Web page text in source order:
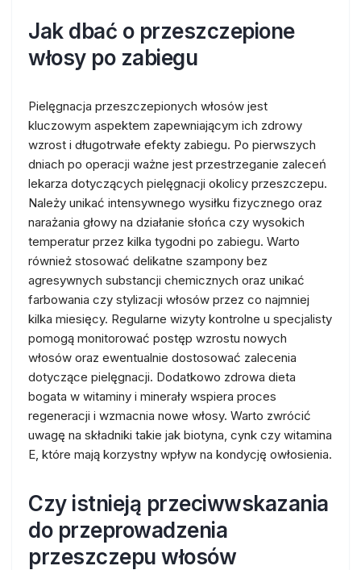
Jak dbać o przeszczepione
włosy po zabiegu
Pielęgnacja przeszczepionych włosów jest
kluczowym aspektem zapewniającym ich zdrowy
wzrost i długotrwałe efekty zabiegu. Po pierwszych
dniach po operacji ważne jest przestrzeganie zaleceń
lekarza dotyczących pielęgnacji okolicy przeszczepu.
Należy unikać intensywnego wysiłku fizycznego oraz
narażania głowy na działanie słońca czy wysokich
temperatur przez kilka tygodni po zabiegu. Warto
również stosować delikatne szampony bez
agresywnych substancji chemicznych oraz unikać
farbowania czy stylizacji włosów przez co najmniej
kilka miesięcy. Regularne wizyty kontrolne u specjalisty
pomogą monitorować postęp wzrostu nowych
włosów oraz ewentualnie dostosować zalecenia
dotyczące pielęgnacji. Dodatkowo zdrowa dieta
bogata w witaminy i minerały wspiera proces
regeneracji i wzmacnia nowe włosy. Warto zwrócić
uwagę na składniki takie jak biotyna, cynk czy witamina
E, które mają korzystny wpływ na kondycję owłosienia.
Czy istnieją przeciwwskazania
do przeprowadzenia
przeszczepu włosów